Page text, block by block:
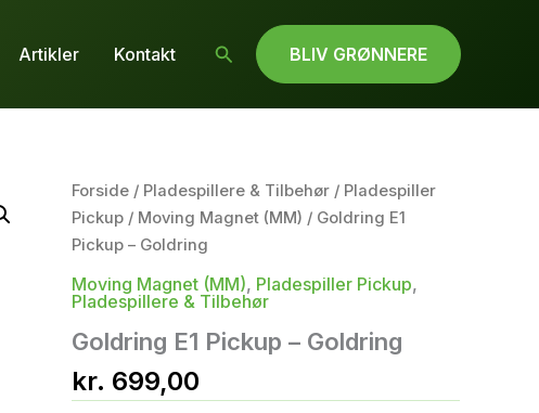
Artikler Kontakt Søg BLIV GRØNNERE
Forside/ Pladespillere & Tilbehør/ Pladespiller
Pickup/ Moving Magnet (MM) / Goldring E1
Pickup – Goldring
Moving Magnet (MM), Pladespiller Pickup,
Pladespillere & Tilbehør
Goldring E1 Pickup – Goldring
kr. 699,00